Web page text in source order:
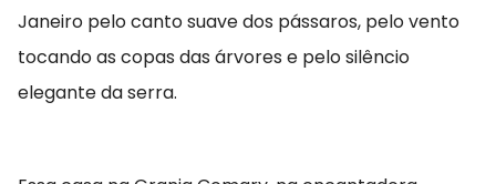
Janeiro pelo canto suave dos pássaros, pelo vento
tocando as copas das árvores e pelo silêncio
elegante da serra.